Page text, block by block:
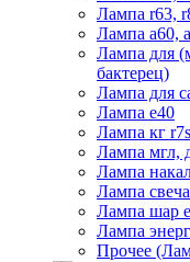
Лампа r63,
Лампа а60,
Лампа для
бактерец)
Лампа для
Лампа е40
Лампа кг r7s
Лампа мгл,
Лампа
Лампа
Лампа шар
Лампа
Прочее